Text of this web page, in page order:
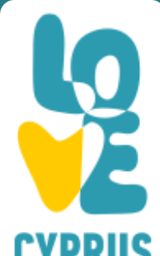
You are here: Home »
REST.
NOTORIOUS